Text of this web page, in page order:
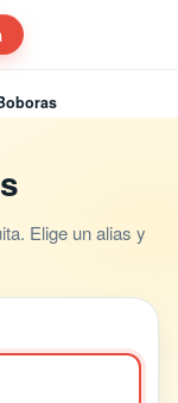
Elige un alias y